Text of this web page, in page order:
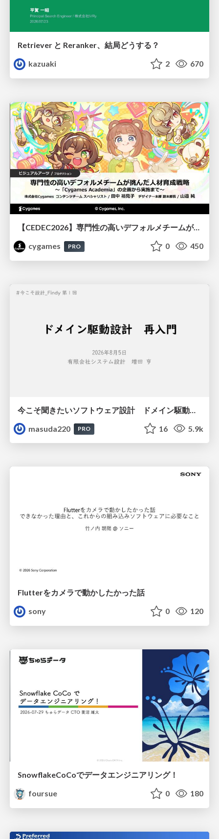
Retriever と Reranker、結局どうする？
kazuaki
2 670
【CEDEC2026】専門性の高いデフォルメチームが挑んだ人材育成戦略 〜Cygames Academiaの企画から実施まで〜
cygames
PRO 0 450
masuda220
PRO 16 5.9k
Flutterをカメラで動かしたかった話
sony
0 120
SnowflakeCoCoでデータエンジニアリング！
foursue
0 180